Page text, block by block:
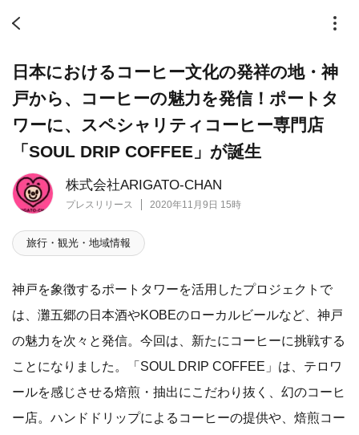
株式会社ARIGATO-CHAN
プレスリリース 2020年11月9日 15時
日本におけるコーヒー文化の発祥の地・神
戸から、コーヒーの魅力を発信！ポートタ
ワーに、スペシャリティコーヒー専門店
「SOUL DRIP COFFEE」が誕生
旅行・観光・地域情報
神戸を象徴するポートタワーを活用したプロジェクトで
は、灘五郷の日本酒やKOBEのローカルビールなど、神戸
の魅力を次々と発信。今回は、新たにコーヒーに挑戦する
ことになりました。「SOUL DRIP COFFEE」は、テロワ
ールを感じさせる焙煎・抽出にこだわり抜く、幻のコーヒ
ー店。ハンドドリップによるコーヒーの提供や、焙煎コー